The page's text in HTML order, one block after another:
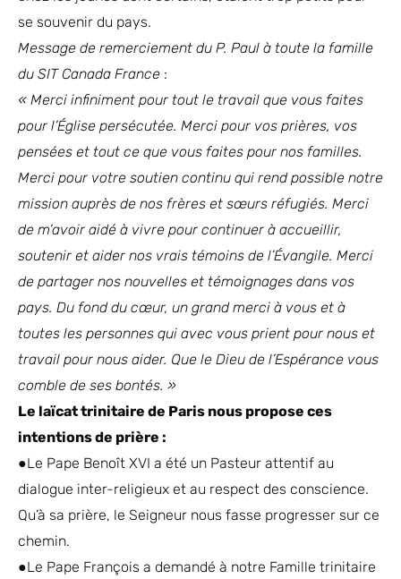
se souvenir du pays.
Message de remerciement du P. Paul à toute la famille
du SIT Canada France :
« Merci infiniment pour tout le travail que vous faites
pour l’Église persécutée. Merci pour vos prières, vos
pensées et tout ce que vous faites pour nos familles.
Merci pour votre soutien continu qui rend possible notre
mission auprès de nos frères et sœurs réfugiés. Merci
de m’avoir aidé à vivre pour continuer à accueillir,
soutenir et aider nos vrais témoins de l’Évangile. Merci
de partager nos nouvelles et témoignages dans vos
pays. Du fond du cœur, un grand merci à vous et à
toutes les personnes qui avec vous prient pour nous et
travail pour nous aider. Que le Dieu de l’Espérance vous
comble de ses bontés. »
Le laïcat trinitaire de Paris nous propose ces
intentions de prière :
●Le Pape Benoît XVI a été un Pasteur attentif au
dialogue inter-religieux et au respect des conscience.
Qu’à sa prière, le Seigneur nous fasse progresser sur ce
chemin.
●Le Pape François a demandé à notre Famille trinitaire